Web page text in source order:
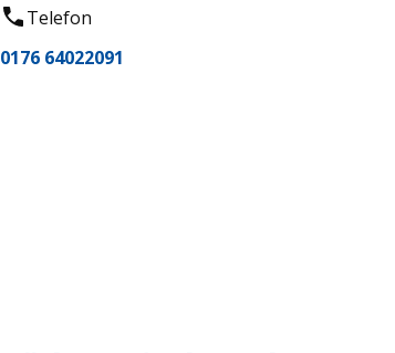
Telefon
0176 64022091